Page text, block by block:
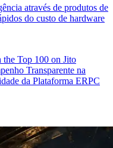
através de produtos de
do custo de hardware
Top 100 on Jito
Transparente na
da Plataforma ERPC